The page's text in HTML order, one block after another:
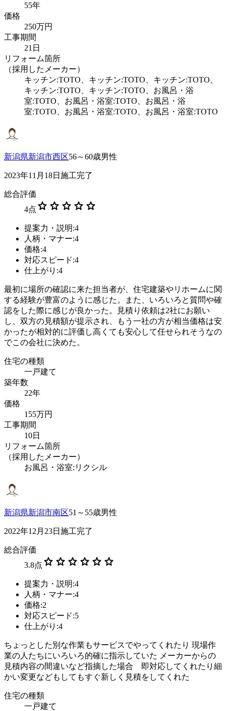
55年
価格
250万円
工事期間
21日
リフォーム箇所
（採用したメーカー）
キッチン:TOTO、キッチン:TOTO、キッチン:TOTO、
キッチン:TOTO、キッチン:TOTO、お風呂・浴
室:TOTO、お風呂・浴室:TOTO、お風呂・浴
室:TOTO、お風呂・浴室:TOTO、お風呂・浴室:TOTO
新潟県新潟市西区56～60歳男性
2023年11月18日施工完了
総合評価
4点 star star star star star
提案力・説明:4
人柄・マナー:4
価格:4
対応スピード:4
仕上がり:4
最初に場所の確認に来た担当者が、住宅建築やリホームに関
する経験が豊富のように感じた。また、いろいろと質問や確
認をした際に感じが良かった。見積り依頼は2社にお願い
し、双方の見積額が提示され、もう一社の方が相当価格は安
かったが相対的に評価し高くても安心して任せられそうなの
でこの会社に決めた。
住宅の種類
一戸建て
築年数
22年
価格
155万円
工事期間
10日
リフォーム箇所
（採用したメーカー）
お風呂・浴室:リクシル
新潟県新潟市南区51～55歳男性
2022年12月23日施工完了
総合評価
3.8点 star star star star star star
提案力・説明:4
人柄・マナー:4
価格:2
対応スピード:5
仕上がり:4
ちょっとした別な作業もサービスでやってくれたり 現場作
業の人たちにいろいろ的確に指示していた メーカーからの
見積内容の間違いなど指摘した場合 即対応してくれたり細
かい変更などもしてもすぐ新しく見積をしてくれた
住宅の種類
一戸建て